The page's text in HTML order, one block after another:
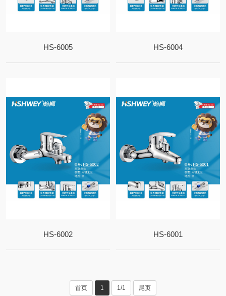
HS-6005 HS-6004
HS-6002 HS-6001
首页 1 1/1 尾页